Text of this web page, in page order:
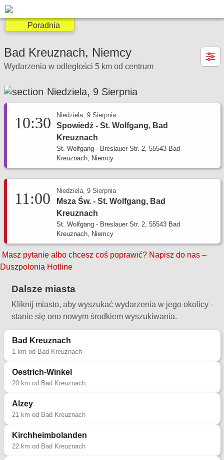
Poradnia Frankfurt am Main
Zakres pomocy:
Poradnia małżeńska
Poradnia Mannheim
Zakres pomocy:
Poradnia rozpoznawania płodności
Poradnia wychowawcza
Poradnia socjalna
+49 163 269 7671
poradnia.rodzinna@web.de
Poradnia Offenbach am Main
Zakres pomocy:
Poradnia małżeńska
Poradnia dla narzeczonych
Poradnia psychologiczno - terapeutyczna
Dyżur: Każda druga sobota miesiąca
Poradnia Trier
Zakres pomocy:
Poradnia
×
Msza Św. i nabożeństwa Spowiedź
Bad Kreuznach, Niemcy
Wydarzenia w odległości 5 km od centrum
Niedziela, 9 Sierpnia
10:30 Niedziela, 9 Sierpnia
Spowiedź - St. Wolfgang, Bad
Kreuznach
St. Wolfgang - Breslauer Str. 2, 55543 Bad
Kreuznach, Niemcy
11:00 Niedziela, 9 Sierpnia
Msza Św. - St. Wolfgang, Bad
Kreuznach
St. Wolfgang - Breslauer Str. 2, 55543 Bad
Kreuznach, Niemcy
Masz pytanie albo chcesz coś poprawić? Napisz do nas –
Duszpolonia Hotline
Dalsze miasta
Kliknij miasto, aby wyszukać wydarzenia w jego okolicy -
stanie się ono nowym środkiem wyszukiwania.
Bad Kreuznach
1 km od Bad Kreuznach
Oestrich-Winkel
20 km od Bad Kreuznach
Alzey
21 km od Bad Kreuznach
Kirchheimbolanden
22 km od Bad Kreuznach